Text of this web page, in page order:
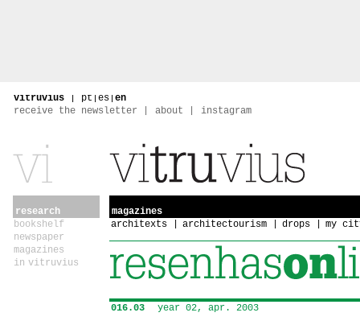
vitruvius | pt | es | en
receive the newsletter
about instagram
research
bookshelf
newspaper
magazines
in vitruvius
magazines
architexts
architectourism drops my
016.03 year 02, apr. 2003